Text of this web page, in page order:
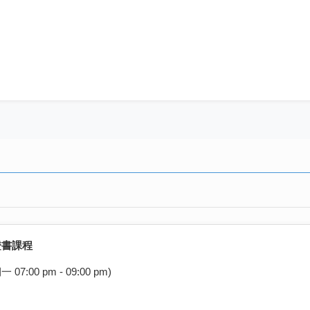
課程
07:00 pm - 09:00 pm)